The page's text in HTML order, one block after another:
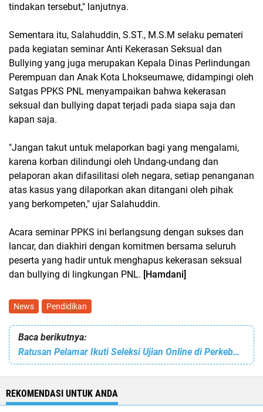
tindakan tersebut," lanjutnya.
Sementara itu, Salahuddin, S.ST., M.S.M selaku pemateri
pada kegiatan seminar Anti Kekerasan Seksual dan
Bullying yang juga merupakan Kepala Dinas Perlindungan
Perempuan dan Anak Kota Lhokseumawe, didampingi oleh
Satgas PPKS PNL menyampaikan bahwa kekerasan
seksual dan bullying dapat terjadi pada siapa saja dan
kapan saja.
"Jangan takut untuk melaporkan bagi yang mengalami,
karena korban dilindungi oleh Undang-undang dan
pelaporan akan difasilitasi oleh negara, setiap penanganan
atas kasus yang dilaporkan akan ditangani oleh pihak
yang berkompeten," ujar Salahuddin.
Acara seminar PPKS ini berlangsung dengan sukses dan
lancar, dan diakhiri dengan komitmen bersama seluruh
peserta yang hadir untuk menghapus kekerasan seksual
dan bullying di lingkungan PNL. [Hamdani]
News Pendidikan
Baca berikutnya:
Ratusan Pelamar Ikuti Seleksi Ujian Online di Perkebunan Kelapa Sawit PT. Perkebunan Lembah Bhakti-2 Aceh Singkil
REKOMENDASI UNTUK ANDA